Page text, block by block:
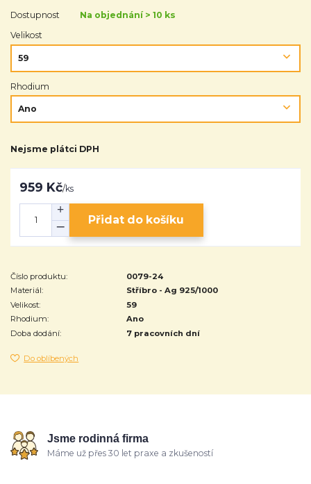
Dostupnost
Na objednání > 10 ks
Velikost
Rhodium
Nejsme plátci DPH
959 Kč/ks
Přidat do košíku
Číslo produktu:
0079-24
Materiál:
Stříbro - Ag 925/1000
Velikost:
59
Rhodium:
Ano
Doba dodání:
7 pracovních dní
Do oblíbených
Jsme rodinná firma
Máme už přes 30 let praxe a zkušeností